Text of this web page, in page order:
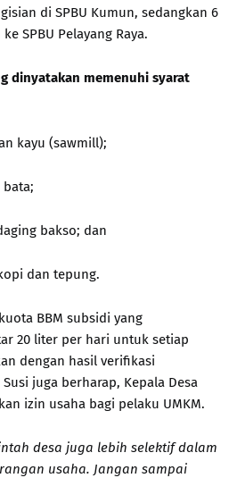
di SPBU Kumun, sedangkan 6
SPBU Pelayang Raya.
dinyatakan memenuhi syarat
kayu (sawmill);
bakso; dan
dan tepung.
BBM subsidi yang
20 liter per hari untuk setiap
dengan hasil verifikasi
juga berharap, Kepala Desa
izin usaha bagi pelaku UMKM.
desa juga lebih selektif dalam
usaha. Jangan sampai